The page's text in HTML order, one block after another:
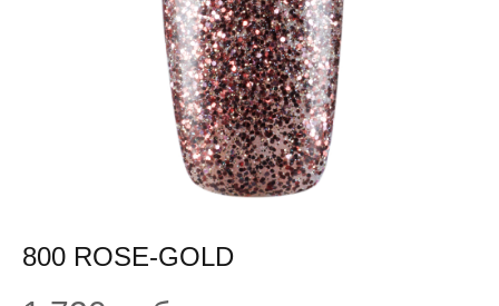
800 ROSE-GOLD